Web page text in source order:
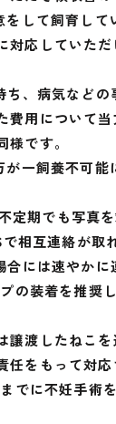
して飼育して
応していただ
、病気など
用について当
です。
一飼養不可
期でも写真を
互連絡が取
には速やかに
の装着を推奨し
渡したねこを
をもって対応
でに不妊手術を